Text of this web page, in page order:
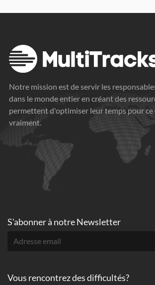
Notre mission est de servir les
dans le monde entier en créant des
permettent d'optimiser leur temps pour ce
vraiment.
S'abonner à notre Newsletter
Vous rencontrez des difficultés?